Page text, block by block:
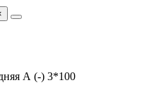
А (-) 3*100